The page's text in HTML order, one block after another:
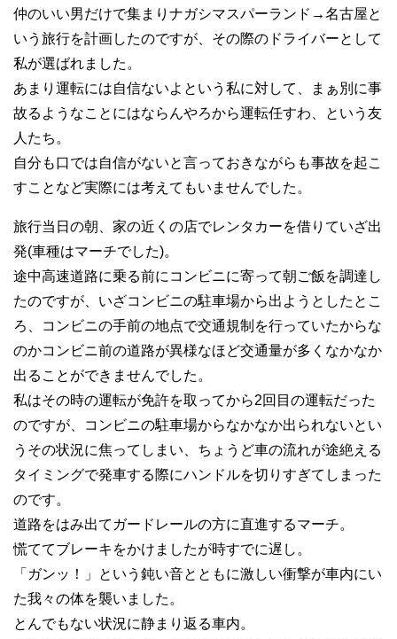
仲のいい男だけで集まりナガシマスパーランド→名古屋と
いう旅行を計画したのですが、その際のドライバーとして
私が選ばれました。
あまり運転には自信ないよという私に対して、まぁ別に事
故るようなことにはならんやろから運転任すわ、という友
人たち。
自分も口では自信がないと言っておきながらも事故を起こ
すことなど実際には考えてもいませんでした。
旅行当日の朝、家の近くの店でレンタカーを借りていざ出
発(車種はマーチでした)。
途中高速道路に乗る前にコンビニに寄って朝ご飯を調達し
たのですが、いざコンビニの駐車場から出ようとしたとこ
ろ、コンビニの手前の地点で交通規制を行っていたからな
のかコンビニ前の道路が異様なほど交通量が多くなかなか
出ることができませんでした。
私はその時の運転が免許を取ってから2回目の運転だった
のですが、コンビニの駐車場からなかなか出られないとい
うその状況に焦ってしまい、ちょうど車の流れが途絶える
タイミングで発車する際にハンドルを切りすぎてしまった
のです。
道路をはみ出てガードレールの方に直進するマーチ。
慌ててブレーキをかけましたが時すでに遅し。
「ガンッ！」という鈍い音とともに激しい衝撃が車内にい
た我々の体を襲いました。
とんでもない状況に静まり返る車内。